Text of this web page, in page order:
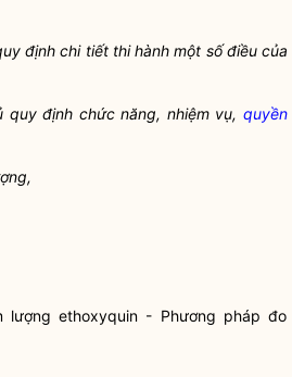
định chi tiết thi hành một số điều của
quy định chức năng, nhiệm vụ,quyền
ethoxyquin - Phương pháp đo